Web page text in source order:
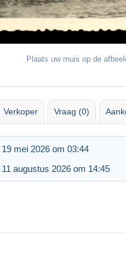
Plaats uw muis op de
Verkoper Vraag (0)
mei 2026 om 03:44
augustus 2026 om 14:45